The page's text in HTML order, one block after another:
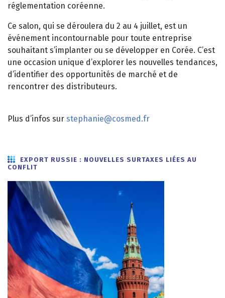
réglementation coréenne.
Ce salon, qui se déroulera du 2 au 4 juillet, est un
événement incontournable pour toute entreprise
souhaitant s’implanter ou se développer en Corée. C’est
une occasion unique d’explorer les nouvelles tendances,
d’identifier des opportunités de marché et de
rencontrer des distributeurs.
Plus d’infos sur stephanie@cosmed.fr
EXPORT RUSSIE : NOUVELLES SURTAXES LIÉES AU
CONFLIT